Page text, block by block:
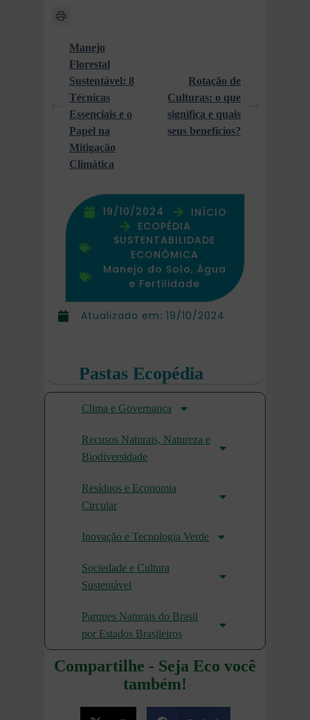
Atualizado em: 19/10/2024
Manejo
Florestal
Sustentável: 8
Técnicas
Essenciais e o
Papel na
Mitigação
Climática
Rotação de
Culturas: o que
significa e quais
seus benefícios?
19/10/2024
INÍCIO
ECOPÉDIA
SUSTENTABILIDADE
ECONÔMICA
Manejo do Solo, Água
e Fertilidade
Pastas Ecopédia
Clima e Governança
Recusos Naturais, Natureza e
Biodiversidade
Resíduos e Economia
Circular
Inovação e Tecnologia Verde
Sociedade e Cultura
Sustentável
Parques Naturais do Brasil
por Estados Brasileiros
Compartilhe - Seja Eco você
também!